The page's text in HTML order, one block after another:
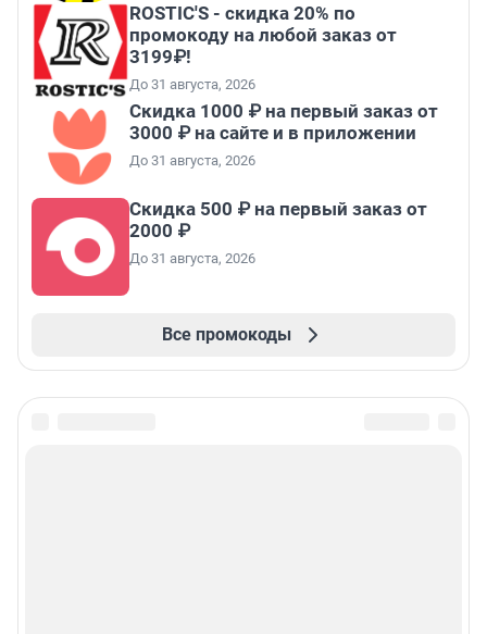
ROSTIC'S - скидка 20% по
промокоду на любой заказ от
3199₽!
До 31 августа, 2026
Скидка 1000 ₽ на первый заказ от
3000 ₽ на сайте и в приложении
До 31 августа, 2026
Скидка 500 ₽ на первый заказ от
2000 ₽
До 31 августа, 2026
Все промокоды